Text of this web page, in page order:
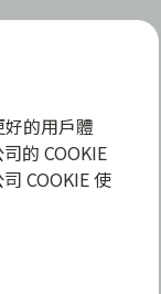
務，也未與代辦
體信用卡，請提
最安心。總費用年
作商家提供之商
Finance
好的用戶體
的 COOKIE
COOKIE 使